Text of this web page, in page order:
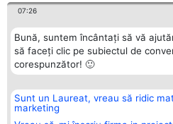
07:26
Bună, suntem încântați să vă
să faceți clic pe subiectul de
corespunzător! 🙂
Sunt un Laureat, vreau să ridic
marketing
Organizator Ranking
BRIGHT SOLUTIONS BR SRL
Aleea Timisul De Sus 2 Bl. A30
Plebiscyt
Lista Tuturor